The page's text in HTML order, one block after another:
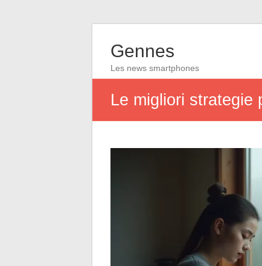
Gennes
Les news smartphones
Le migliori strategie